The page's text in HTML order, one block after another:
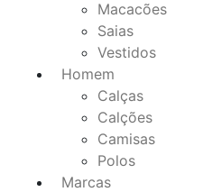
Macacões
Saias
Vestidos
Homem
Calças
Calções
Camisas
Polos
Marcas